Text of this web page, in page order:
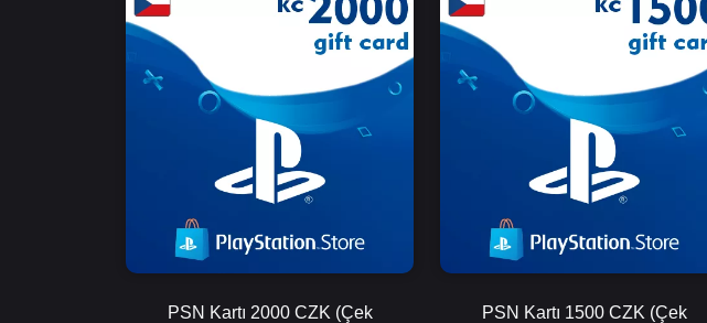
PSN Kartı 2000 CZK (Çek
PSN Kartı 1500 CZK (Çek